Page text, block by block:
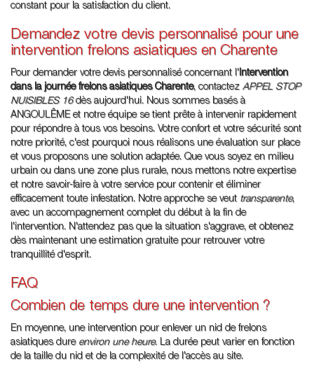
constant pour la satisfaction du client.
Demandez votre devis personnalisé pour une
intervention frelons asiatiques en Charente
Pour demander votre devis personnalisé concernant l' Intervention
dans la journée frelons asiatiques Charente, contactez APPEL STOP
NUISIBLES 16dès aujourd'hui. Nous sommes basés à
ANGOULÊME et notre équipe se tient prête à intervenir rapidement
pour répondre à tous vos besoins. Votre confort et votre sécurité sont
notre priorité, c'est pourquoi nous réalisons une évaluation sur place
et vous proposons une solution adaptée. Que vous soyez en milieu
urbain ou dans une zone plus rurale, nous mettons notre expertise
et notre savoir-faire à votre service pour contenir et éliminer
efficacement toute infestation. Notre approche se veut transparente,
avec un accompagnement complet du début à la fin de
l'intervention. N'attendez pas que la situation s'aggrave, et obtenez
dès maintenant une estimation gratuite pour retrouver votre
tranquillité d'esprit.
FAQ
Combien de temps dure une intervention ?
En moyenne, une intervention pour enlever un nid de frelons
asiatiques dure environ une heure. La durée peut varier en fonction
de la taille du nid et de la complexité de l'accès au site.